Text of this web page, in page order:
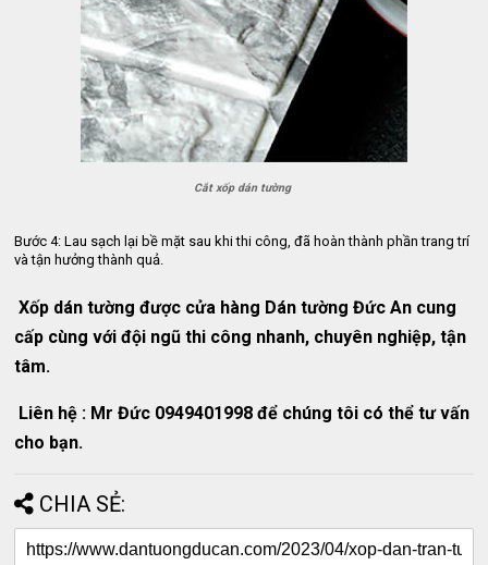
Cắt xốp dán tường
Bước 4: Lau sạch lại bề mặt sau khi thi công, đã hoàn thành phần trang trí
và tận hưởng thành quả.
Xốp dán tường được cửa hàng Dán tường Đức An cung
cấp cùng với đội ngũ thi công nhanh, chuyên nghiệp, tận
tâm.
Liên hệ : Mr Đức 0949401998 để chúng tôi có thể tư vấn
cho bạn.
CHIA SẺ: